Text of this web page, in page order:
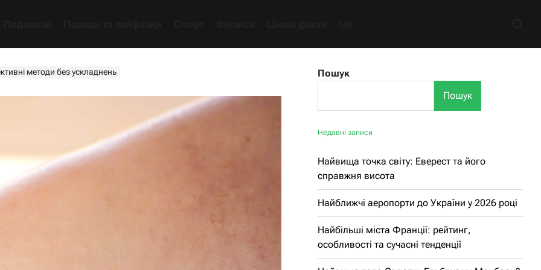
методи без ускладнень
Пошук
Пошук
Недавні записи
Найвища точка світу: Еверест та його
справжня висота
Найближчі аеропорти до України у 2026 році
Найбільші міста Франції: рейтинг,
особливості та сучасні тенденції